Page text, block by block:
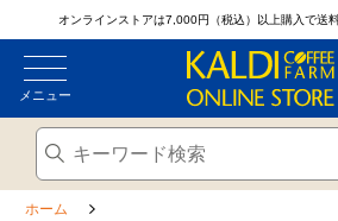
オンラインストアは7,000円（税込）以上購入で送
メニュー
ホーム